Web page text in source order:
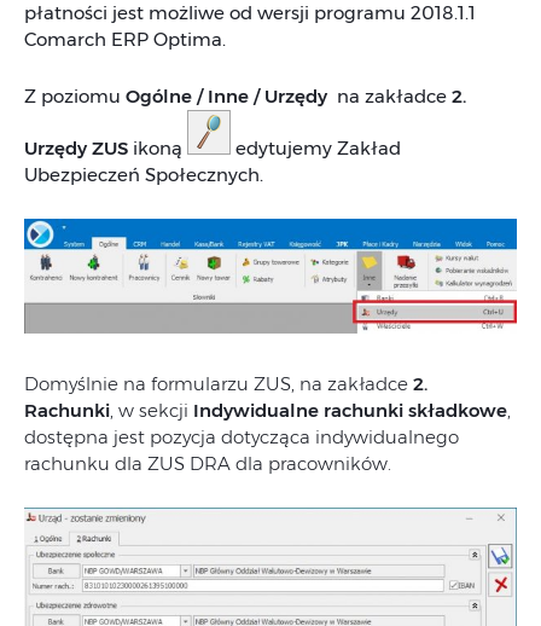
płatności jest możliwe od wersji programu 2018.1.1
Comarch ERP Optima.
Z poziomu Ogólne / Inne / Urzędy na zakładce 2.
Urzędy ZUS ikoną
edytujemy Zakład
Ubezpieczeń Społecznych.
Domyślnie na formularzu ZUS, na zakładce 2.
Rachunki , w sekcji Indywidualne rachunki składkowe
dostępna jest pozycja dotycząca indywidualnego
rachunku dla ZUS DRA dla pracowników.